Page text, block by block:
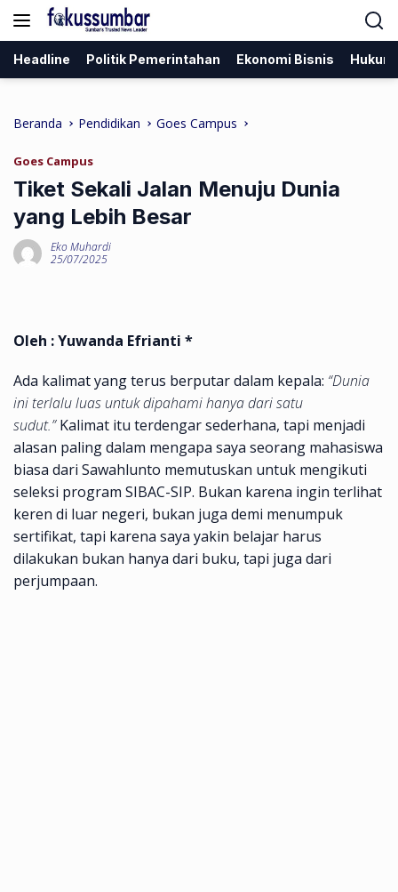
Langsung
Headline Politik Pemerintahan Ekonomi Bisnis Hukum
Beranda Pendidikan Goes Campus
Goes Campus
Tiket Sekali Jalan Menuju Dunia
yang Lebih Besar
Eko Muhardi
25/07/2025
Oleh : Yuwanda Efrianti *
Ada kalimat yang terus berputar dalam kepala: “Dunia
ini terlalu luas untuk dipahami hanya dari satu
sudut.”Kalimat itu terdengar sederhana, tapi menjadi
alasan paling dalam mengapa saya seorang mahasiswa
biasa dari Sawahlunto memutuskan untuk mengikuti
seleksi program SIBAC-SIP. Bukan karena ingin terlihat
keren di luar negeri, bukan juga demi menumpuk
sertifikat, tapi karena saya yakin belajar harus
dilakukan bukan hanya dari buku, tapi juga dari
perjumpaan.